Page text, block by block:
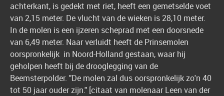
achterkant, is gedekt met riet, heeft een gemetselde voet
van 2,15 meter. De vlucht van de wieken is 28,10 meter.
In de molen is een ijzeren scheprad met een doorsnede
van 6,49 meter. Naar verluidt heeft de Prinsemolen
oorspronkelijk in Noord-Holland gestaan, waar hij
geholpen heeft bij de drooglegging van de
Beemsterpolder. "De molen zal dus oorspronkelijk zo'n 40
tot 50 jaar ouder zijn." [citaat van molenaar Leen van der